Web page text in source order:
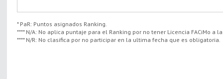
* PaR: Puntos asignados Ranking.
**** N/A: No aplica puntaje para el Ranking por no tener Licencia FACiMo a
**** N/R: No clasifica por no participar en la ultima fecha que es obligatoria.